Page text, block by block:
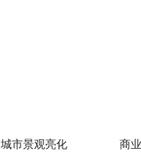
城市景观亮化 商